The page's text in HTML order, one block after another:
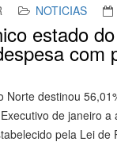
NOTICIAS
estado
com
Norte destinou
de janeiro
pela Lei